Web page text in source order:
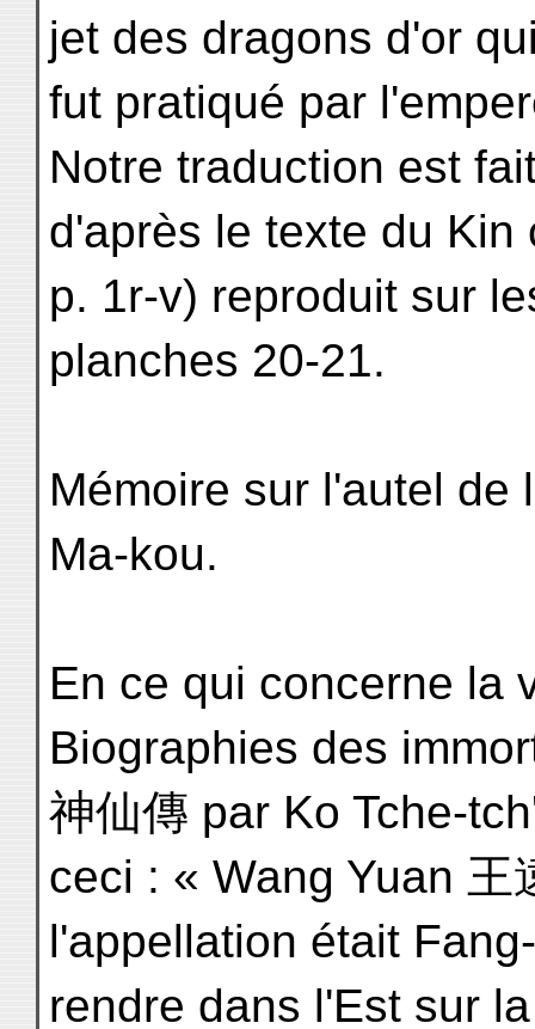
jet des dragons d'or
fut pratiqué par
Notre traduction est
d'après le texte du
p. 1r-v) reproduit sur
planches 20-21.
Mémoire sur l'autel de
Ma-kou.
En ce qui concerne la
Biographies des
神仙傳 par Ko Tche-
ceci : « Wang Yuan 王
l'appellation était
rendre dans l'Est sur